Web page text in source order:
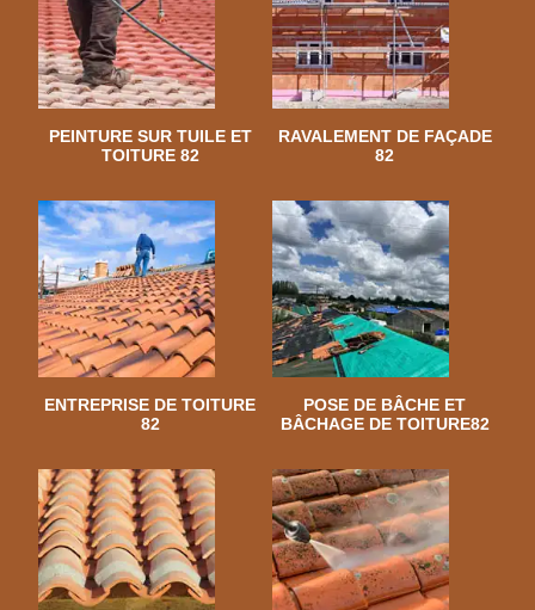
PEINTURE SUR TUILE ET
TOITURE 82
RAVALEMENT DE FAÇADE
82
ENTREPRISE DE TOITURE
82
POSE DE BÂCHE ET
BÂCHAGE DE TOITURE82